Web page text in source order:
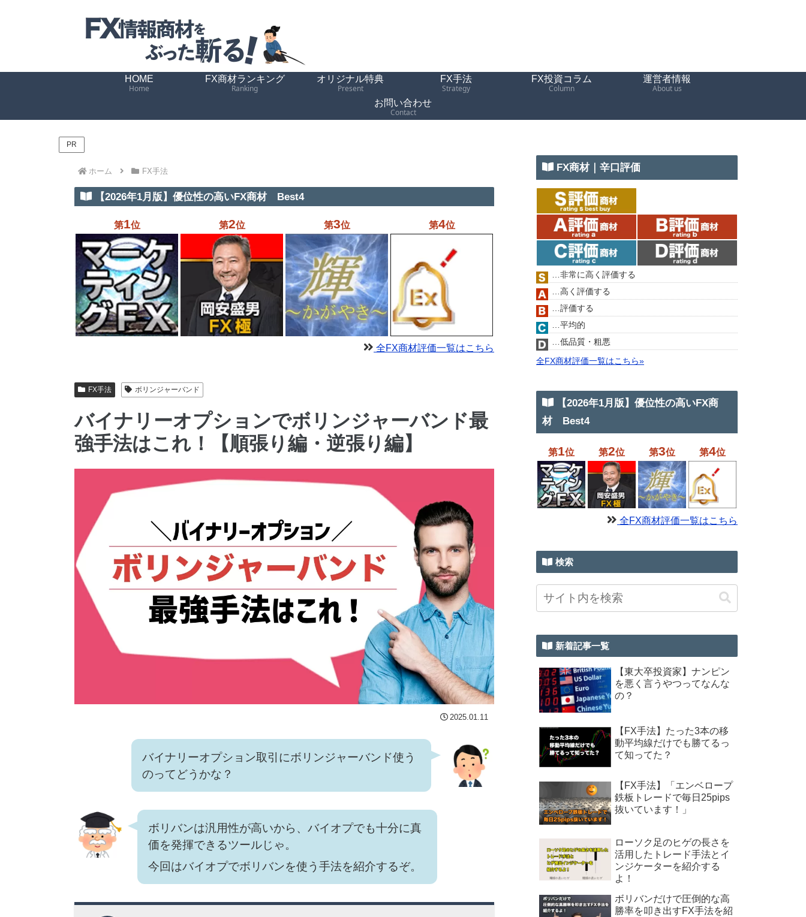
HOME
Home
FX商材ランキング
Ranking
オリジナル特典
Present
FX手法
Strategy
FX投資コラム
Column
運営者情報
About us
お問い合わせ
Contact
PR
ホーム FX手法
【2026年1月版】優位性の高いFX商材 Best4
第1位 第2位 第3位 第4位
全FX商材評価一覧はこちら
FX手法 ボリンジャーバンド
バイナリーオプションでボリンジャーバンド最
強手法はこれ！【順張り編・逆張り編】
2025.01.11
バイナリーオプション取引にボリンジャーバンド使う
のってどうかな？
ボリバンは汎用性が高いから、バイオプでも十分に真
価を発揮できるツールじゃ。
今回はバイオプでボリバンを使う手法を紹介するぞ。
FX商材｜辛口評価
…非常に高く評価する
…高く評価する
…評価する
…平均的
…低品質・粗悪
全FX商材評価一覧はこちら»
【2026年1月版】優位性の高いFX商
材 Best4
第1位 第2位 第3位 第4位
全FX商材評価一覧はこちら
検索
新着記事一覧
【東大卒投資家】ナンピン
を悪く言うやつってなんな
の？
【FX手法】たった3本の移
動平均線だけでも勝てるっ
て知ってた？
【FX手法】「エンベロープ
鉄板トレードで毎日25pips
抜いています！」
ローソク足のヒゲの長さを
活用したトレード手法とイ
ンジケーターを紹介する
よ！
ボリバンだけで圧倒的な高
勝率を叩き出すFX手法を紹